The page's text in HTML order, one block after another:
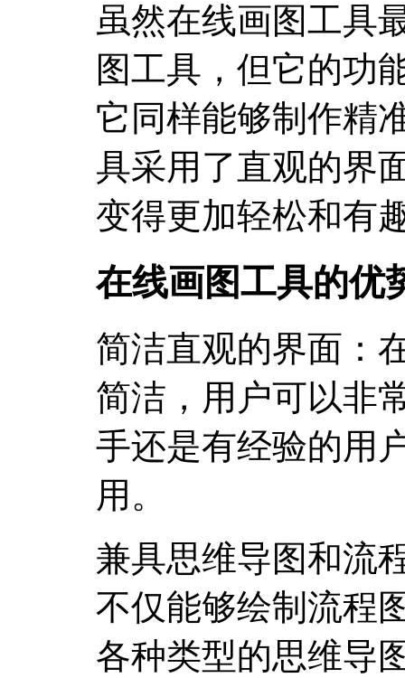
虽然在线画图工具
图工具，但它的功
它同样能够制作精
具采用了直观的界
变得更加轻松和有
在线画图工具的优
简洁直观的界面：
简洁，用户可以非
手还是有经验的用
用。
兼具思维导图和流
不仅能够绘制流程
各种类型的思维导